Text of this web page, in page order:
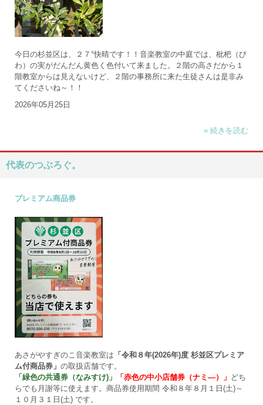
今日の杉並区は、２７°快晴です！！音楽教室の中庭では、枇杷（び
わ）の実がだんだん黄色く色付いて来ました。２階の高さだから１
階教室からは見えないけど、２階の事務所に来た生徒さんは是非み
てくださいね～！！
2026年05月25日
» 続きを読む
代表のつぶろぐ。
プレミアム商品券
あさがやすぎのこ音楽教室は 「令和８年(2026年)度 杉並区プレミア
ム付商品券」 の取扱店舗です。
「緑色の共通券（なみすけ)」
「赤色の中小店舗券（ナミ―）」 どち
らでも月謝等に使えます。商品券使用期間 令和８年８月１日(土)～
１０月３１日(土) です。